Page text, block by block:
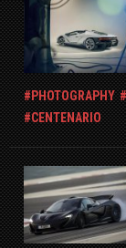
PHOTOGRAPHY
CENTENARIO